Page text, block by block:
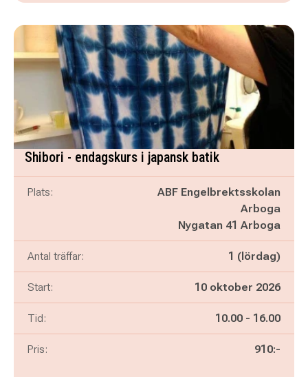
Shibori - endagskurs i japansk batik
Plats:
ABF Engelbrektsskolan
Arboga
Nygatan 41 Arboga
Antal träffar: 1 (lördag)
Start: 10 oktober 2026
Tid: Pågår mellan
10.00 - och
16.00
Pris: 910:-